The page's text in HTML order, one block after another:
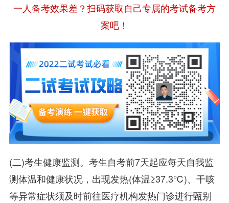
一人备考效果差？扫码获取自己专属的考试备考方
案吧！
(二)考生健康监测。考生自考前7天起应每天自我监
测体温和健康状况，出现发热(体温≥37.3℃)、干咳
等异常症状须及时前往医疗机构发热门诊进行甄别